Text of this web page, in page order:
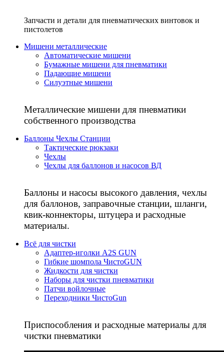
Запчасти и детали для пневматических винтовок и
пистолетов
Мишени металлические
Автоматические мишени
Бумажные мишени для пневматики
Падающие мишени
Силуэтные мишени
Металлические мишени для пневматики
собственного производства
Баллоны Чехлы Станции
Тактические рюкзаки
Чехлы
Чехлы для баллонов и насосов ВД
Баллоны и насосы высокого давления, чехлы
для баллонов, заправочные станции, шланги,
квик-коннекторы, штуцера и расходные
материалы.
Всё для чистки
Адаптер-иголки A2S GUN
Гибкие шомпола ЧистоGUN
Жидкости для чистки
Наборы для чистки пневматики
Патчи войлочные
Переходники ЧистоGun
Приспособления и расходные материалы для
чистки пневматики